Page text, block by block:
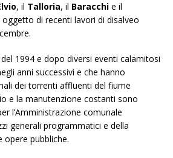
, il Talloria, il Baracchi e il
di recenti lavori di disalveo
del 1994 e dopo diversi eventi calamitosi
anni successivi e che hanno
dei torrenti affluenti del fiume
e la manutenzione costanti sono
l’Amministrazione comunale
generali programmatici e della
opere pubbliche.